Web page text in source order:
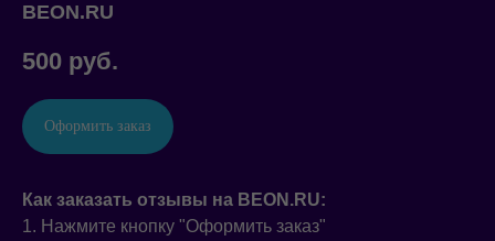
BEON.RU
500 руб.
Оформить заказ
Как заказать отзывы на BEON.RU:
1. Нажмите кнопку "Оформить заказ"